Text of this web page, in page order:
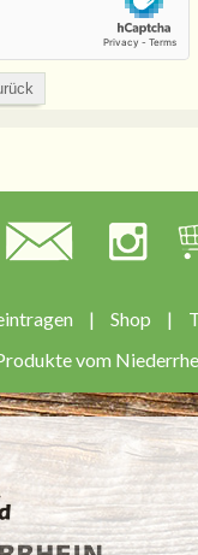
| Shop |
vom